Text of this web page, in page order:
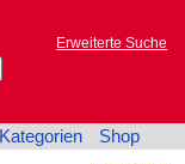
Erweiterte Suche
Kategorien Shop